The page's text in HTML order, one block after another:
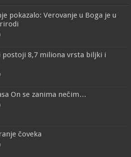
pokazalo: Verovanje u Boga je u
postoji 8,7 miliona vrsta biljki i
On se zanima nečim…
čoveka